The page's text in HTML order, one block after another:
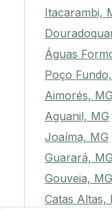
Itacarambi,
Águas
Poço
Aimorés, MG
Aguanil, MG
Joaíma, MG
Guarará, MG
Gouveia, MG
Catas Altas,